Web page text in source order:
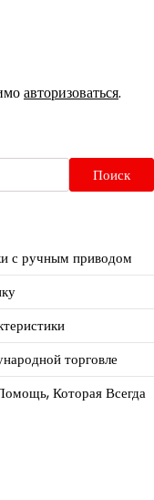
авторизоваться.
Поиск
с ручным приводом
торговле
Которая Всегда